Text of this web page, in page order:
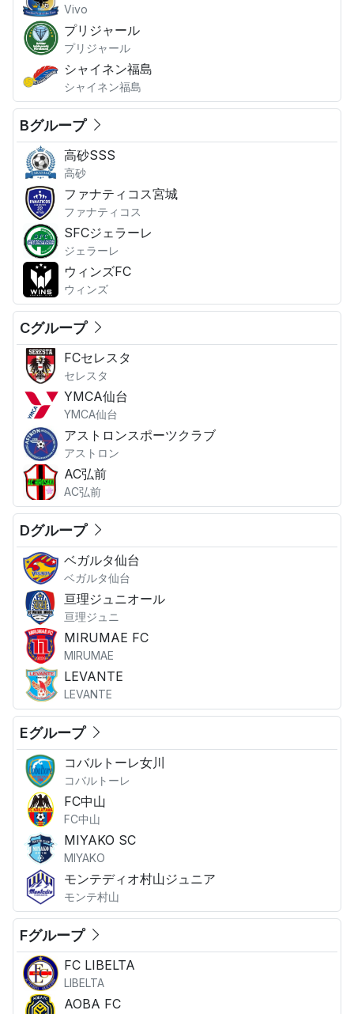
Vivo
プリジャール
プリジャール
シャイネン福島
シャイネン福島
Bグループ
高砂SSS
高砂
ファナティコス宮城
ファナティコス
SFCジェラーレ
ジェラーレ
ウィンズFC
ウィンズ
Cグループ
FCセレスタ
セレスタ
YMCA仙台
YMCA仙台
アストロンスポーツクラブ
アストロン
AC弘前
AC弘前
Dグループ
ベガルタ仙台
ベガルタ仙台
亘理ジュニオール
亘理ジュニ
MIRUMAE FC
MIRUMAE
LEVANTE
LEVANTE
Eグループ
コバルトーレ女川
コバルトーレ
FC中山
FC中山
MIYAKO SC
MIYAKO
モンテディオ村山ジュニア
モンテ村山
Fグループ
FC LIBELTA
LIBELTA
AOBA FC